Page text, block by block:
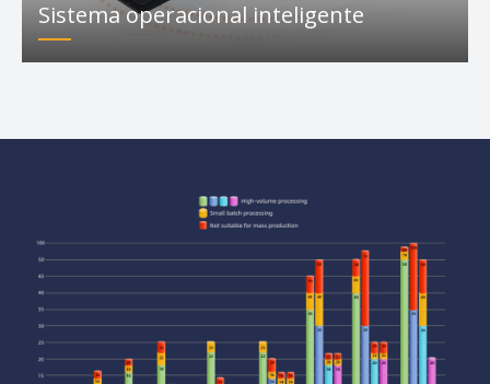
Sistema operacional inteligente